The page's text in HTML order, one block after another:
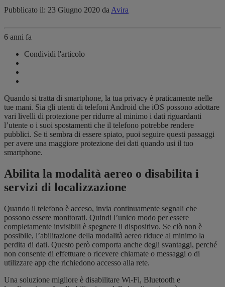
Pubblicato il: 23 Giugno 2020 da Avira
6 anni fa
Condividi l'articolo
Quando si tratta di smartphone, la tua privacy è praticamente nelle
tue mani. Sia gli utenti di telefoni Android che iOS possono adottare
vari livelli di protezione per ridurre al minimo i dati riguardanti
l’utente o i suoi spostamenti che il telefono potrebbe rendere
pubblici. Se ti sembra di essere spiato, puoi seguire questi passaggi
per avere una maggiore protezione dei dati quando usi il tuo
smartphone.
Abilita la modalità aereo o disabilita i
servizi di localizzazione
Quando il telefono è acceso, invia continuamente segnali che
possono essere monitorati. Quindi l’unico modo per essere
completamente invisibili è spegnere il dispositivo. Se ciò non è
possibile, l’abilitazione della modalità aereo riduce al minimo la
perdita di dati. Questo però comporta anche degli svantaggi, perché
non consente di effettuare o ricevere chiamate o messaggi o di
utilizzare app che richiedono accesso alla rete.
Una soluzione migliore è disabilitare Wi-Fi, Bluetooth e